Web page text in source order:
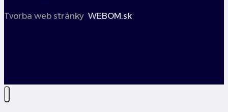
Tvorba web stránky WEBOM.sk